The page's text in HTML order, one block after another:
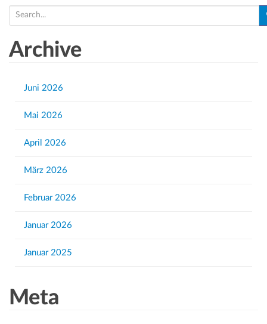
e
rArchive
Juni 2026
Mai 2026
April 2026
März 2026
Februar 2026
Januar 2026
Januar 2025
Meta